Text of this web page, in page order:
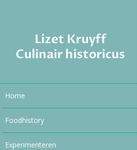
Lizet Kruyff
Culinair historicus
Home
Foodhistory
Experimenteren